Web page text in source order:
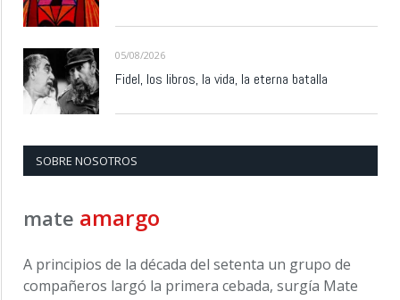
05/08/2026
Fidel, los libros, la vida, la eterna batalla
SOBRE NOSOTROS
mate amargo
A principios de la década del setenta un grupo de
compañeros largó la primera cebada, surgía Mate